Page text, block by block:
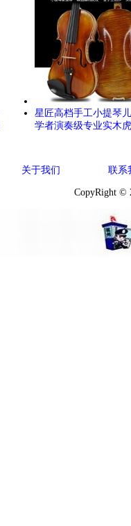
星匠高档手工小提琴
学者演奏级专业实木
关于我们 联系
CopyRight ©